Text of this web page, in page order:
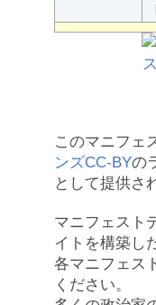
このマニフェ
ンズCC-BYの
として提供さ
マニフェスト
イトを構築し
各マニフェス
ください。